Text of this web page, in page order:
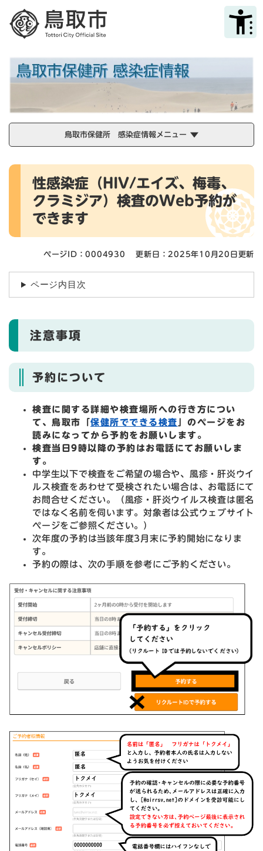
メニューを飛ばして本文へ
鳥取市保健所 感染症情報メニュー
本
性感染症（HIV/エイズ、梅毒、
クラミジア）検査のWeb予約が
できます
ページID：0004930 更新日：2025年10月20日更新
ページ内目次
注意事項
予約について
検査に関する詳細や検査場所への行き方につい
て、鳥取市「 保健所でできる検査 」のページをお
読みになってから予約をお願いします。
検査当日9時以降の予約はお電話にてお願いしま
す。
中学生以下で検査をご希望の場合や、風疹・肝炎ウイ
ルス検査をあわせて受検されたい場合は、お電話にて
お問合せください。（風疹・肝炎ウイルス検査は匿名
ではなく名前を伺います。対象者は公式ウェブサイト
ページをご参照ください。）
次年度の予約は当該年度3月末に予約開始になりま
す。
予約の際は、次の手順を参考にご予約ください。